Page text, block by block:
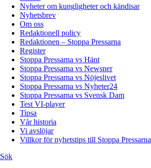
Nyheter om kungligheter och kändisar
Nyhetsbrev
Om oss
Redaktionell policy
Redaktionen – Stoppa Pressarna
Register
Stoppa Pressarna vs Hänt
Stoppa Pressarna vs Newsner
Stoppa Pressarna vs Nöjeslivet
Stoppa Pressarna vs Nyheter24
Stoppa Pressarna vs Svensk Dam
Test VI-player
Tipsa
Vår historia
Vi avslöjar
Villkor för nyhetstips till Stoppa Pressarna
Sök